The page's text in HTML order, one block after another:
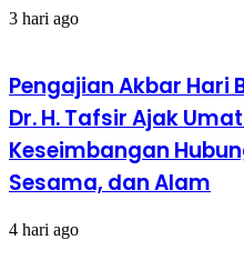
3 hari ago
Pengajian Akbar
Dr. H. Tafsir Ajak
Keseimbangan
Sesama, dan Alam
4 hari ago